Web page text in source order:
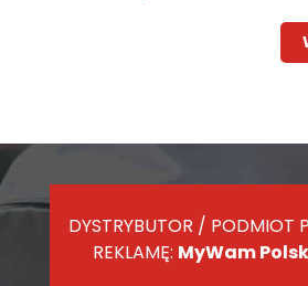
DYSTRYBUTOR / PODMIOT
REKLAMĘ: MyWam